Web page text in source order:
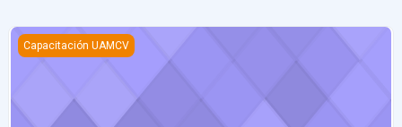
24-P Aproximaciones a la IA desde las Artes y las Humanidades
Capacitación UAMCV